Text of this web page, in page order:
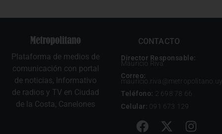
Plataforma de medios de
comunicación con portal
de noticias, Informativo
de radios y TV en Ciudad
de la Costa, Canelones
CONTACTO
Director Responsable:
Mauricio Riva
Correo:
mauricio.riva@metropolitano.uy
Teléfono: 2 698 78 66
Celular: 091 673 129